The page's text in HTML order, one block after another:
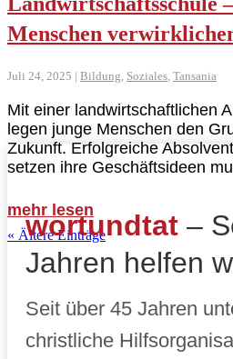
Menschen
Juli 24, 2025 | Bildung Soziales Tansania
Mit einer landwirtschaftlichen
legen junge Menschen den
Zukunft. Erfolgreiche
setzen ihre Geschäftsideen
mehr lesen
« Ältere Einträge
wortundtat –
Jahren helfen
Seit über 45 Jahren
christliche